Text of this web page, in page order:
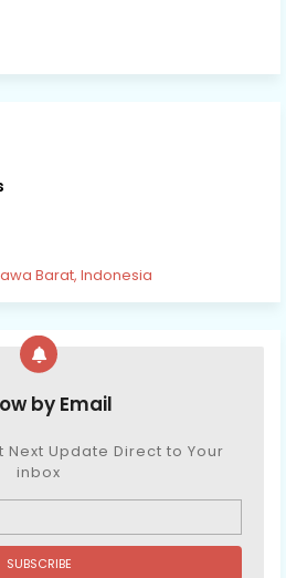
Barat, Indonesia
by Email
Next Update Direct to Your
inbox